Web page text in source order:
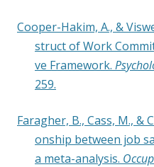
Coo­per-Hakim, A., &
s­truct of Work
ve Frame­work.
259.
Farag­her, B., Cass, M., &
onship bet­ween job
a meta-ana­ly­sis.